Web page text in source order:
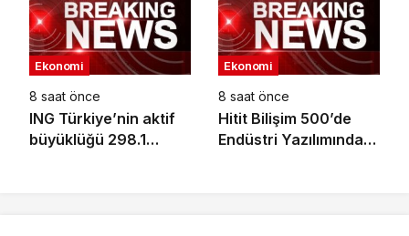
Ekonomi
8 saat önce
ING Türkiye’nin aktif
büyüklüğü 298.1
Ekonomi
8 saat önce
Hitit Bilişim 500’de
Endüstri Yazılımında